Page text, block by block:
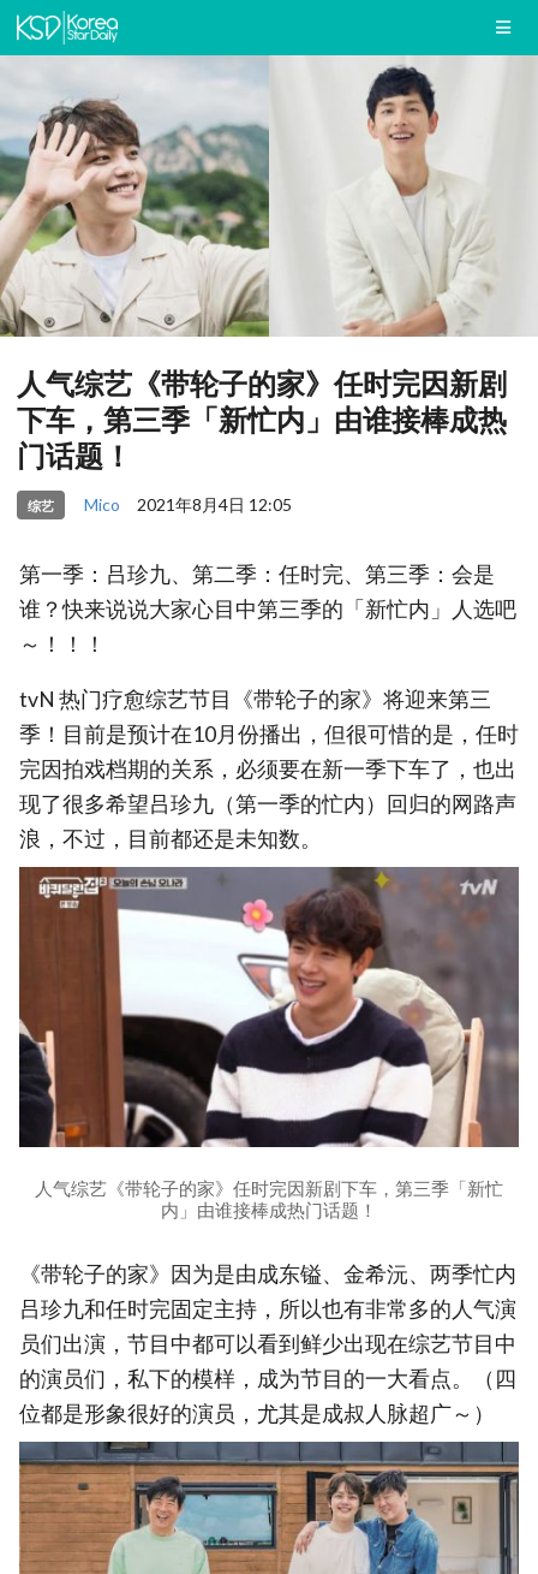
人气综艺《带轮子的家》任时完因新剧
下车，第三季「新忙内」由谁接棒成热
门话题！
综艺 Mico 2021年8月4日 12:05
第一季：吕珍九、第二季：任时完、第三季：会是
谁？快来说说大家心目中第三季的「新忙内」人选吧
～！！！
tvN 热门疗愈综艺节目《带轮子的家》将迎来第三
季！目前是预计在10月份播出，但很可惜的是，任时
完因拍戏档期的关系，必须要在新一季下车了，也出
现了很多希望吕珍九（第一季的忙内）回归的网路声
浪，不过，目前都还是未知数。
人气综艺《带轮子的家》任时完因新剧下车，第三季「新忙
内」由谁接棒成热门话题！
《带轮子的家》因为是由成东镒、金希沅、两季忙内
吕珍九和任时完固定主持，所以也有非常多的人气演
员们出演，节目中都可以看到鲜少出现在综艺节目中
的演员们，私下的模样，成为节目的一大看点。（四
位都是形象很好的演员，尤其是成叔人脉超广～）